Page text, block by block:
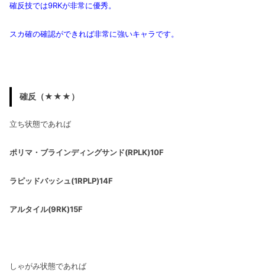
確反技では9RKが非常に優秀。
スカ確の確認ができれば非常に強いキャラです。
確反（★★★）
立ち状態であれば
ポリマ・ブラインディングサンド(RPLK)10F
ラピッドバッシュ(1RPLP)14F
アルタイル(9RK)15F
しゃがみ状態であれば